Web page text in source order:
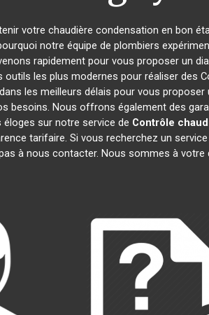
votre chaudière condensation en bon
notre équipe de plombiers
rapidement pour vous proposer un
les plus modernes pour réaliser des
les meilleurs délais pour vous proposer
Nous offrons également des
sur notre service de Contrôle
tarifaire. Si vous recherchez un service
à nous contacter. Nous sommes à votre